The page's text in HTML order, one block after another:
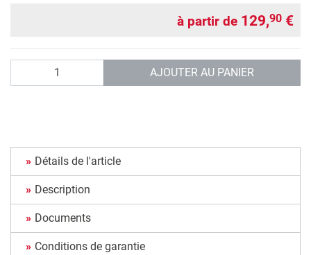
à partir de 129,90 €
AJOUTER AU PANIER
Détails de l'article
Description
Documents
Conditions de garantie